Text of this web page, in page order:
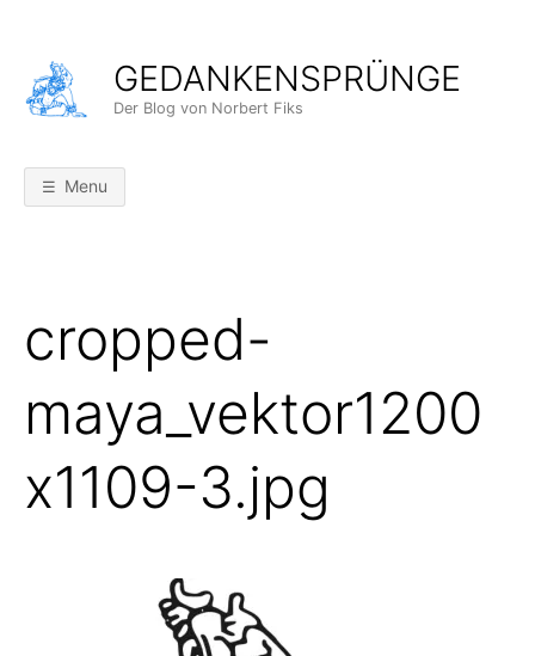
content
GEDANKENSPRÜNGE
Der Blog von Norbert Fiks
Menu
cropped-
maya_vektor1200
x1109-3.jpg